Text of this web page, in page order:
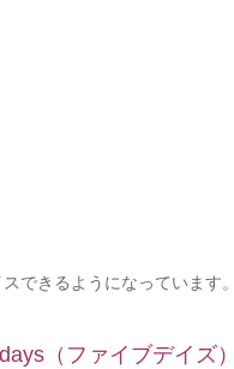
できるようになっています。
（ファイブデイズ）